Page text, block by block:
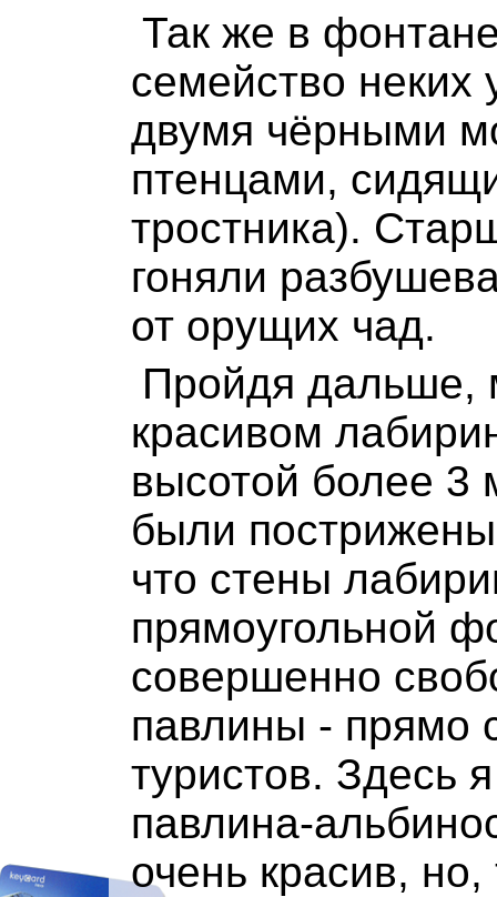
Так же в
семейство неких
двумя чёрными
птенцами,
тростника).
гоняли
от орущих чад.
Пройдя дальше,
красивом
высотой более 3
были
что стены
прямоугольной
совершенно
павлины - прямо
туристов. Здесь
павлина-
очень красив, но,